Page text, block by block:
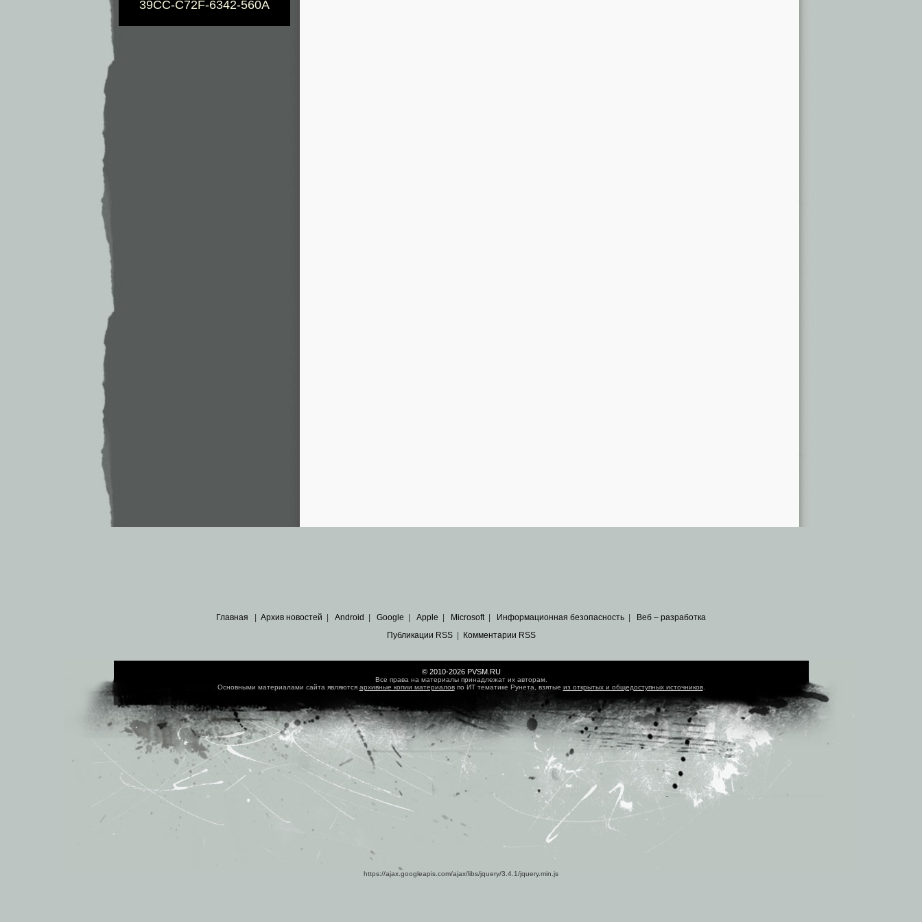
39CC-C72F-6342-560A
Главная Архив новостей Android Google Apple Microsoft| Информационная безопасность
Веб – разработка
Публикации RSS| Комментарии RSS
© 2010-2026 PVSM.RU
Все права на материалы принадлежат их авторам.
Основными материалами сайта являются архивные копии материаловпо ИТ тематике Рунета, взятые из открытых и общедоступных источников.
https://ajax.googleapis.com/ajax/libs/jquery/3.4.1/jquery.min.js